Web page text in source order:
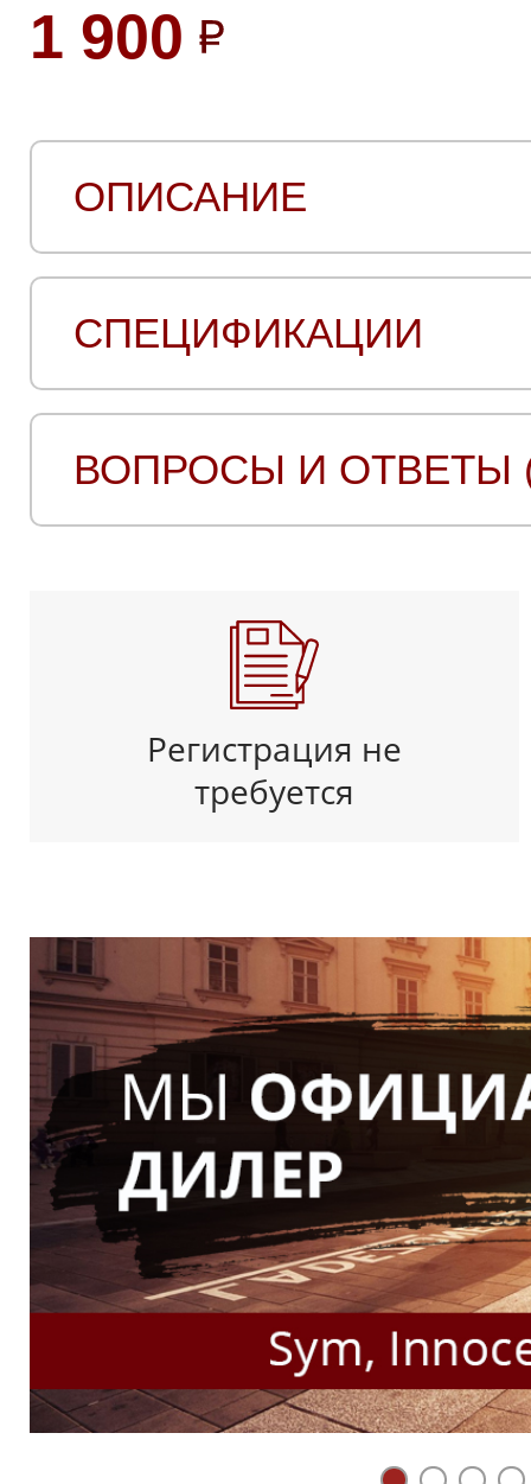
1 900
ОПИСАНИЕ
СПЕЦИФИКАЦИИ
ВОПРОСЫ И ОТВЕТЫ
Регистрация не
требуется